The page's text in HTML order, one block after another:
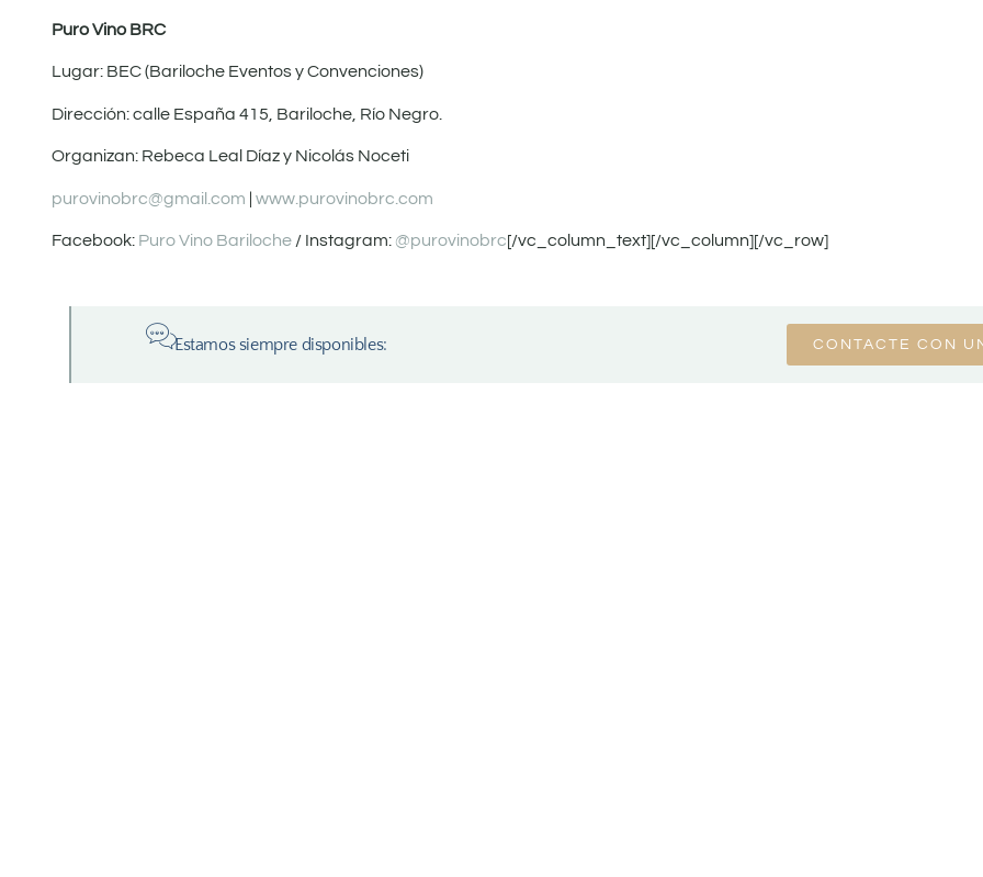
Puro Vino BRC
Lugar: BEC (Bariloche Eventos y Convenciones)
Dirección: calle España 415, Bariloche, Río Negro.
Organizan: Rebeca Leal Díaz y Nicolás Noceti
purovinobrc@gmail.com | www.purovinobrc.com
Facebook: Puro Vino Bariloche / Instagram: @purovinobrc[/vc_column_text][/vc_column][/vc_row]
Estamos siempre disponibles: CONTACTE CON